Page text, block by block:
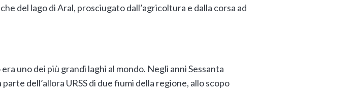
del lago di Aral, prosciugato dall’agricoltura e dalla corsa ad
uno dei più grandi laghi al mondo. Negli anni Sessanta
dell’allora URSS di due fiumi della regione, allo scopo